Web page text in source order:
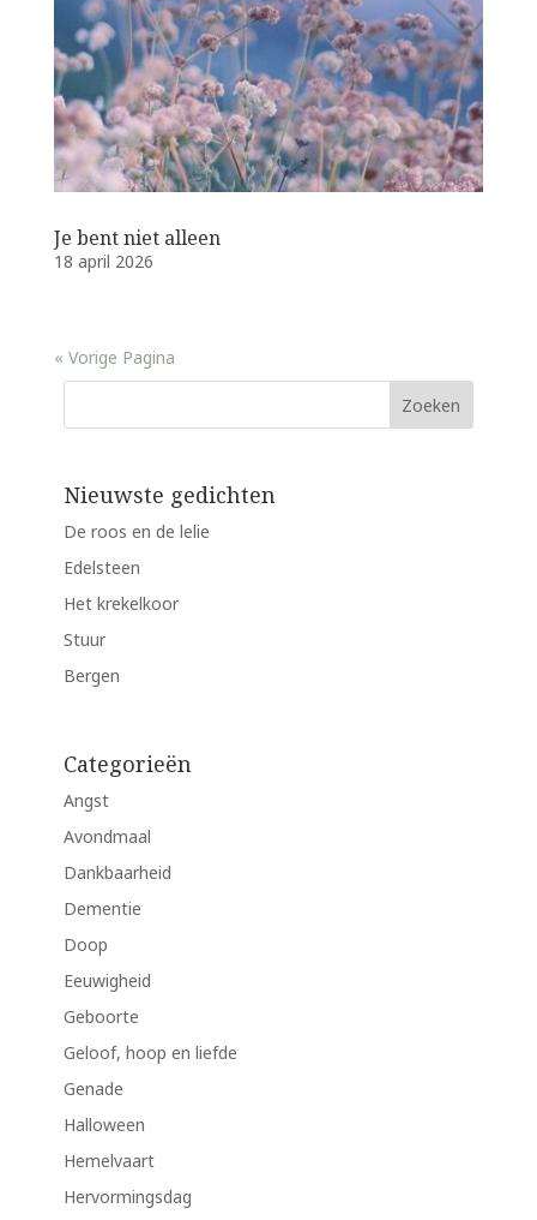
Je bent niet alleen
18 april 2026
« Vorige Pagina
Nieuwste gedichten
De roos en de lelie
Edelsteen
Het krekelkoor
Stuur
Bergen
Categorieën
Angst
Avondmaal
Dankbaarheid
Dementie
Doop
Eeuwigheid
Geboorte
Geloof, hoop en liefde
Genade
Halloween
Hemelvaart
Hervormingsdag